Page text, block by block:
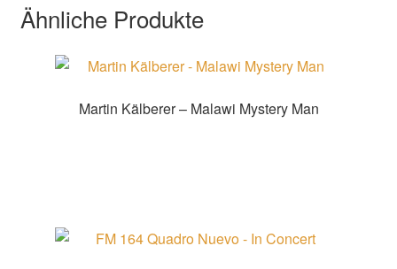
Ähnliche Produkte
Martin Kälberer – Malawi Mystery Man